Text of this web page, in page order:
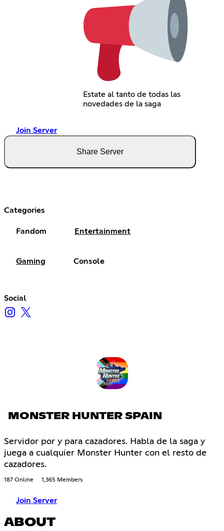
Estate al tanto de todas las
novedades de la saga
Join Server
Share Server
Categories
Fandom Entertainment
Gaming Console
Social
MONSTER HUNTER SPAIN
Servidor por y para cazadores. Habla de la saga y
juega a cualquier Monster Hunter con el resto de
cazadores.
187 Online 1,365 Members
Join Server
ABOUT